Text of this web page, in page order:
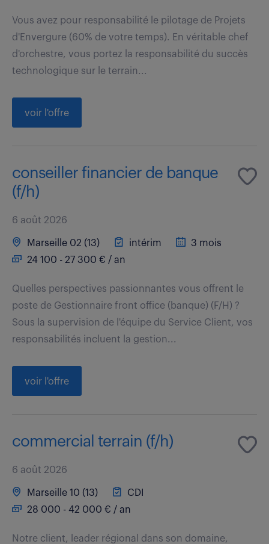
Vous avez pour responsabilité le pilotage de Projets
d'Envergure (60% de votre temps). En véritable chef
d'orchestre, vous portez la responsabilité du succès
technologique sur le terrain...
voir l'offre
conseiller financier de banque
(f/h)
6 août 2026
Marseille 02 (13) intérim
3 mois
24 100 - 27 300 € / an
Quelles perspectives passionnantes vous offrent le
poste de Gestionnaire front office (banque) (F/H) ?
Sous la supervision de l'équipe du Service Client, vos
responsabilités incluent la gestion...
voir l'offre
commercial terrain (f/h)
6 août 2026
Marseille 10 (13)
CDI
28 000 - 42 000 € / an
Notre client, leader régional dans son domaine,